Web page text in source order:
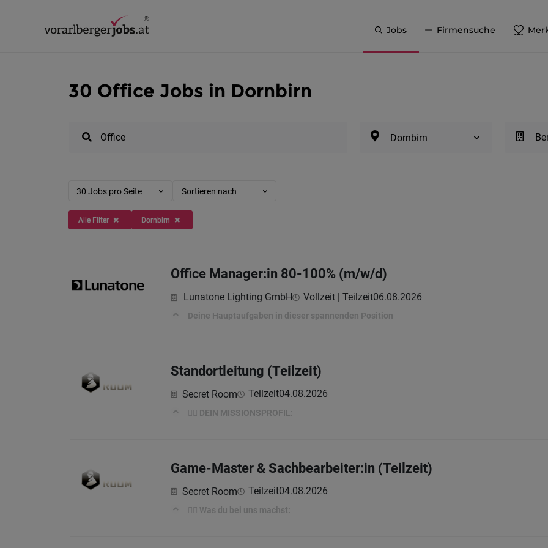
Jobs Firmensuche
30 Office Jobs in Dornbirn
Dornbirn
30 Jobs pro Seite Sortieren nach
Alle Filter Dornbirn
Office Manager:in 80-100% (m/w/d)
Lunatone Lighting GmbH Vollzeit | Teilzeit06.08.2026
Deine Hauptaufgaben in dieser spannenden Position
Standortleitung (Teilzeit)
Secret Room Teilzeit04.08.2026
🕵️‍♀️ DEIN MISSIONSPROFIL:
Game-Master & Sachbearbeiter:in (Teilzeit)
Secret Room Teilzeit04.08.2026
🕵️‍♀️ Was du bei uns machst: